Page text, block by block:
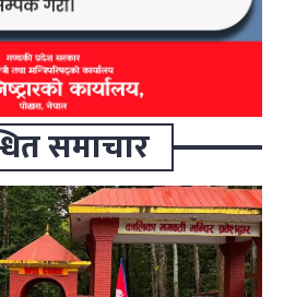
समाचार